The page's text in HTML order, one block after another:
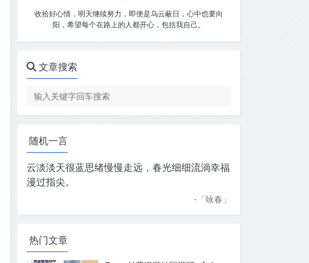
收拾好心情，明天继续努力，即便是乌云蔽日，心中也要向
阳，希望每个在路上的人都开心，包括我自己。
文章搜索
随机一言
云淡淡天很蓝思绪慢慢走远，春光细细流淌幸福
漫过指尖。
-「咏春 」
热门文章